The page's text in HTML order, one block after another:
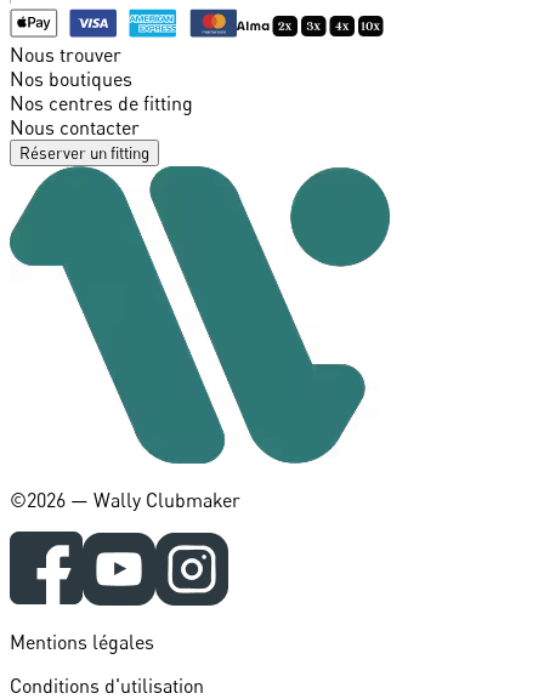
Nous trouver
Nos boutiques
Nos centres de fitting
Nous contacter
Réserver un fitting
©️2026 — Wally Clubmaker
Mentions légales
Conditions d'utilisation